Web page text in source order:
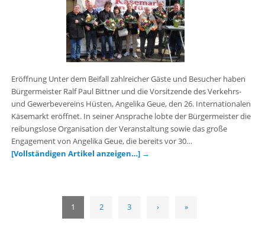
Eröffnung Unter dem Beifall zahlreicher Gäste und Besucher haben
Bürgermeister Ralf Paul Bittner und die Vorsitzende des Verkehrs-
und Gewerbevereins Hüsten, Angelika Geue, den 26. Internationalen
Käsemarkt eröffnet. In seiner Ansprache lobte der Bürgermeister die
reibungslose Organisation der Veranstaltung sowie das große
Engagement von Angelika Geue, die bereits vor 30…
[Vollständigen Artikel anzeigen…] →
1 2 3 › »